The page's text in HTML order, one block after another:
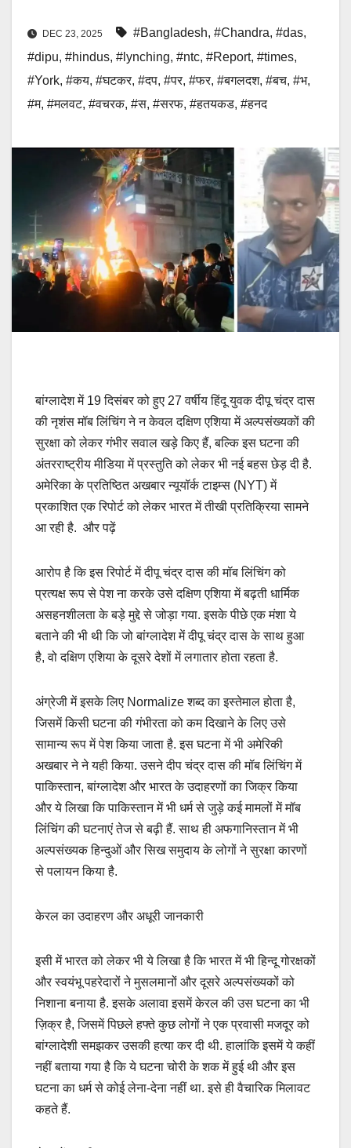
DEC 23, 2025 #Bangladesh, #Chandra, #das,
#dipu, #hindus, #lynching, #ntc, #Report, #times,
#York, #कय, #घटकर, #दप, #पर, #फर, #बगलदश, #बच, #भ,
#म, #मलवट, #वचरक, #स, #सरफ, #हतयकड, #हनद
बांग्लादेश में 19 दिसंबर को हुए 27 वर्षीय हिंदू युवक दीपू चंद्र दास
की नृशंस मॉब लिंचिंग ने न केवल दक्षिण एशिया में अल्पसंख्यकों की
सुरक्षा को लेकर गंभीर सवाल खड़े किए हैं, बल्कि इस घटना की
अंतरराष्ट्रीय मीडिया में प्रस्तुति को लेकर भी नई बहस छेड़ दी है.
अमेरिका के प्रतिष्ठित अखबार न्यूयॉर्क टाइम्स (NYT) में
प्रकाशित एक रिपोर्ट को लेकर भारत में तीखी प्रतिक्रिया सामने
आ रही है. और पढ़ें
आरोप है कि इस रिपोर्ट में दीपू चंद्र दास की मॉब लिंचिंग को
प्रत्यक्ष रूप से पेश ना करके उसे दक्षिण एशिया में बढ़ती धार्मिक
असहनशीलता के बड़े मुद्दे से जोड़ा गया. इसके पीछे एक मंशा ये
बताने की भी थी कि जो बांग्लादेश में दीपू चंद्र दास के साथ हुआ
है, वो दक्षिण एशिया के दूसरे देशों में लगातार होता रहता है.
अंग्रेजी में इसके लिए Normalize शब्द का इस्तेमाल होता है,
जिसमें किसी घटना की गंभीरता को कम दिखाने के लिए उसे
सामान्य रूप में पेश किया जाता है. इस घटना में भी अमेरिकी
अखबार ने ने यही किया. उसने दीप चंद्र दास की मॉब लिंचिंग में
पाकिस्तान, बांग्लादेश और भारत के उदाहरणों का जिक्र किया
और ये लिखा कि पाकिस्तान में भी धर्म से जुड़े कई मामलों में मॉब
लिंचिंग की घटनाएं तेज से बढ़ी हैं. साथ ही अफगानिस्तान में भी
अल्पसंख्यक हिन्दुओं और सिख समुदाय के लोगों ने सुरक्षा कारणों
से पलायन किया है.
केरल का उदाहरण और अधूरी जानकारी
इसी में भारत को लेकर भी ये लिखा है कि भारत में भी हिन्दू गोरक्षकों
और स्वयंभू पहरेदारों ने मुसलमानों और दूसरे अल्पसंख्यकों को
निशाना बनाया है. इसके अलावा इसमें केरल की उस घटना का भी
ज़िक्र है, जिसमें पिछले हफ्ते कुछ लोगों ने एक प्रवासी मजदूर को
बांग्लादेशी समझकर उसकी हत्या कर दी थी. हालांकि इसमें ये कहीं
नहीं बताया गया है कि ये घटना चोरी के शक में हुई थी और इस
घटना का धर्म से कोई लेना-देना नहीं था. इसे ही वैचारिक मिलावट
कहते हैं.